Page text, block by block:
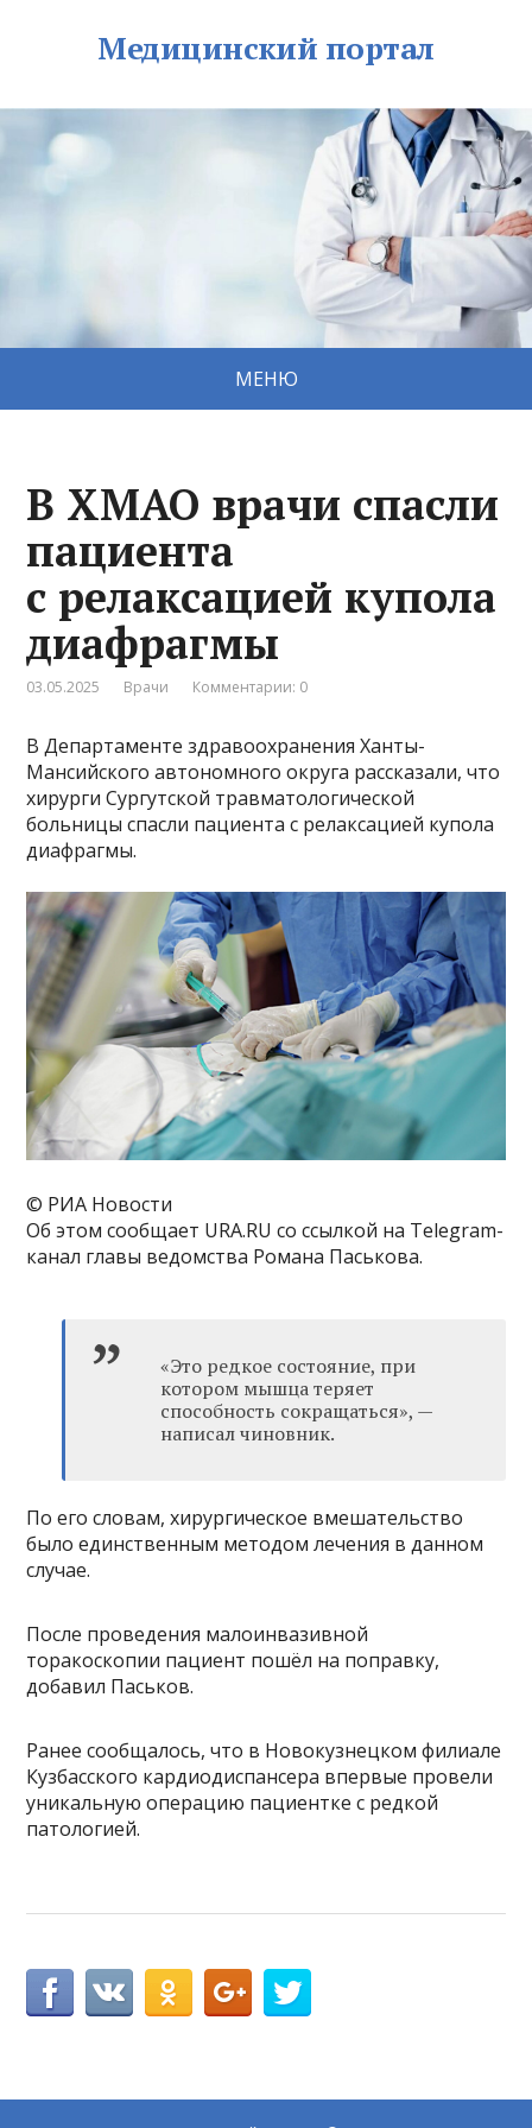
Медицинский портал
МЕНЮ
В ХМАО врачи спасли
пациента
с релаксацией купола
диафрагмы
03.05.2025 Врачи Комментарии: 0
В Департаменте здравоохранения Ханты-
Мансийского автономного округа рассказали, что
хирурги Сургутской травматологической
больницы спасли пациента с релаксацией купола
диафрагмы.
© РИА Новости
Об этом сообщает URA.RU со ссылкой на Telegram-
канал главы ведомства Романа Паськова.
«Это редкое состояние, при
котором мышца теряет
способность сокращаться», —
написал чиновник.
По его словам, хирургическое вмешательство
было единственным методом лечения в данном
случае.
После проведения малоинвазивной
торакоскопии пациент пошёл на поправку,
добавил Паськов.
Ранее сообщалось, что в Новокузнецком филиале
Кузбасского кардиодиспансера впервые провели
уникальную операцию пациентке с редкой
патологией.